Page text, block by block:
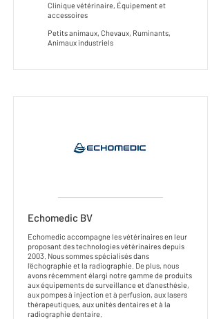
Clinique vétérinaire, Équipement et
accessoires
Petits animaux, Chevaux, Ruminants,
Animaux industriels
Echomedic BV
Echomedic accompagne les vétérinaires en leur
proposant des technologies vétérinaires depuis
2003. Nous sommes spécialisés dans
l'échographie et la radiographie. De plus, nous
avons récemment élargi notre gamme de produits
aux équipements de surveillance et d'anesthésie,
aux pompes à injection et à perfusion, aux lasers
thérapeutiques, aux unités dentaires et à la
radiographie dentaire.